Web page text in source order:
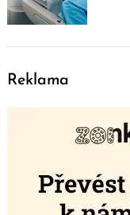
Reklama